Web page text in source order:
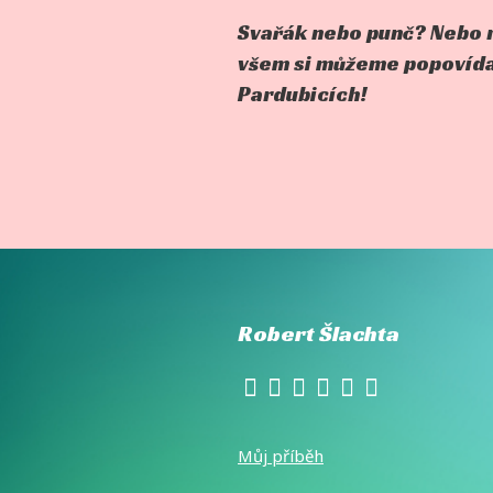
Svařák nebo punč?
všem si můžeme
Pardubicích!
Robert Šlachta
Můj příběh